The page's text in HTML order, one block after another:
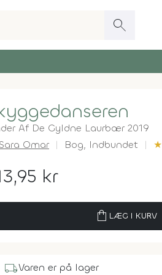
search
Af De Gyldne Laurbær 2019
Sara Omar Bog, Indbundet ★
kr
shopping_bag LÆG I KURV
local_shippingVaren er på lager